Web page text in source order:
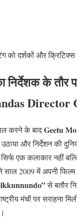
को दर्शकों और क्रिटिक्स
निर्देशक के तौर
Director
करने के बादGeetu
और निर्देशन की
एक कलाकार नहीं
साल 2009 में अपनी
से बतौर
मंचों पर सराहना